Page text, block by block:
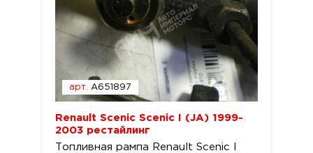
арт. A651897
Renault Scenic Scenic I (JA) 1999-
2003 рестайлинг
Топливная рампа Renault Scenic I